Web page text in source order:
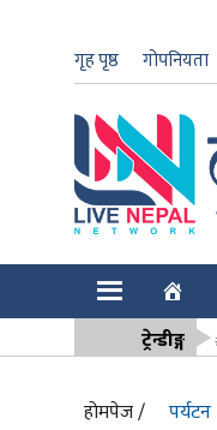
गृह पृष्ठ गोपनियता
ट्रेन्डीङ्ग
होमपेज /
पर्यटन